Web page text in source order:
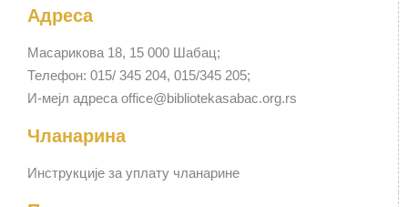
Адреса
Масарикова 18, 15 000 Шабац;
Телефон: 015/ 345 204, 015/345 205;
И-мејл адреса office@bibliotekasabac.org.rs
Чланарина
Инструкције за уплату чланарине